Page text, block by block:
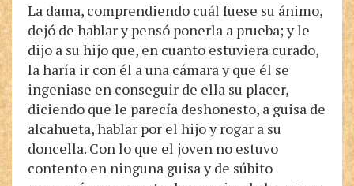
La dama, comprendiendo cuál fuese su ánimo,
dejó de hablar y pensó ponerla a prueba; y le
dijo a su hijo que, en cuanto estuviera curado,
la haría ir con él a una cámara y que él se
ingeniase en conseguir de ella su placer,
diciendo que le parecía deshonesto, a guisa de
alcahueta, hablar por el hijo y rogar a su
doncella. Con lo que el joven no estuvo
contento en ninguna guisa y de súbito